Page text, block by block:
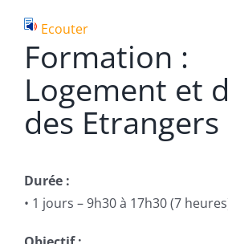
Ecouter
Formation :
Logement et
des Etrangers
Durée :
• 1 jours – 9h30 à 17h30 (7